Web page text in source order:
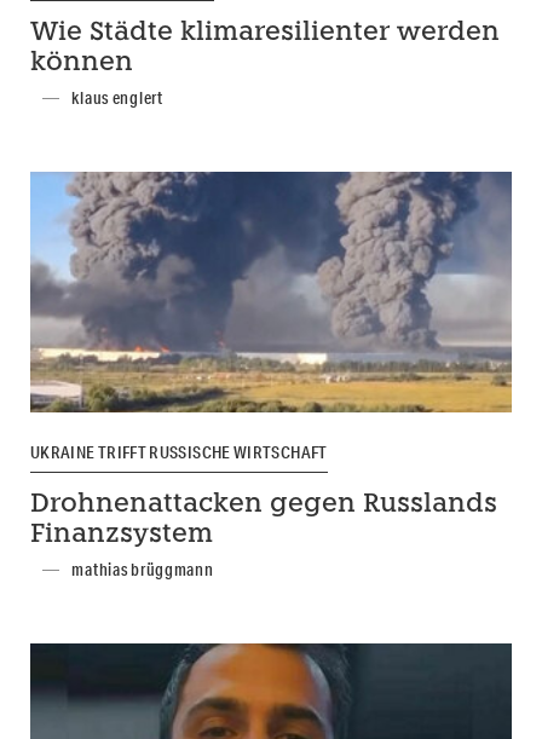
Wie Städte klimaresilienter werden
können
klaus englert
UKRAINE TRIFFT RUSSISCHE WIRTSCHAFT
Drohnenattacken gegen Russlands
Finanzsystem
mathias brüggmann